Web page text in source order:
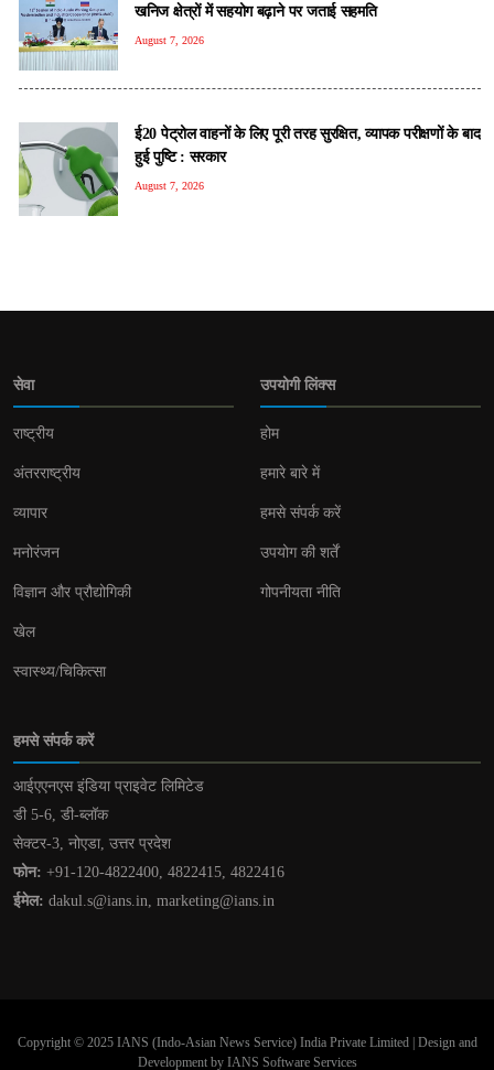
खनिज क्षेत्रों में सहयोग बढ़ाने पर जताई सहमति
August 7, 2026
ई20 पेट्रोल वाहनों के लिए पूरी तरह सुरक्षित, व्यापक परीक्षणों के बाद
हुई पुष्टि : सरकार
August 7, 2026
सेवा
राष्ट्रीय
अंतरराष्ट्रीय
व्यापार
मनोरंजन
विज्ञान और प्रौद्योगिकी
खेल
स्वास्थ्य/चिकित्सा
उपयोगी लिंक्स
होम
हमारे बारे में
हमसे संपर्क करें
उपयोग की शर्तें
गोपनीयता नीति
हमसे संपर्क करें
आईएएनएस इंडिया प्राइवेट लिमिटेड
डी 5-6, डी-ब्लॉक
सेक्टर-3, नोएडा, उत्तर प्रदेश
फोन: +91-120-4822400, 4822415, 4822416
ईमेल: dakul.s@ians.in, marketing@ians.in
Copyright © 2025 IANS (Indo-Asian News Service) India Private Limited | Design and
Development by IANS Software Services